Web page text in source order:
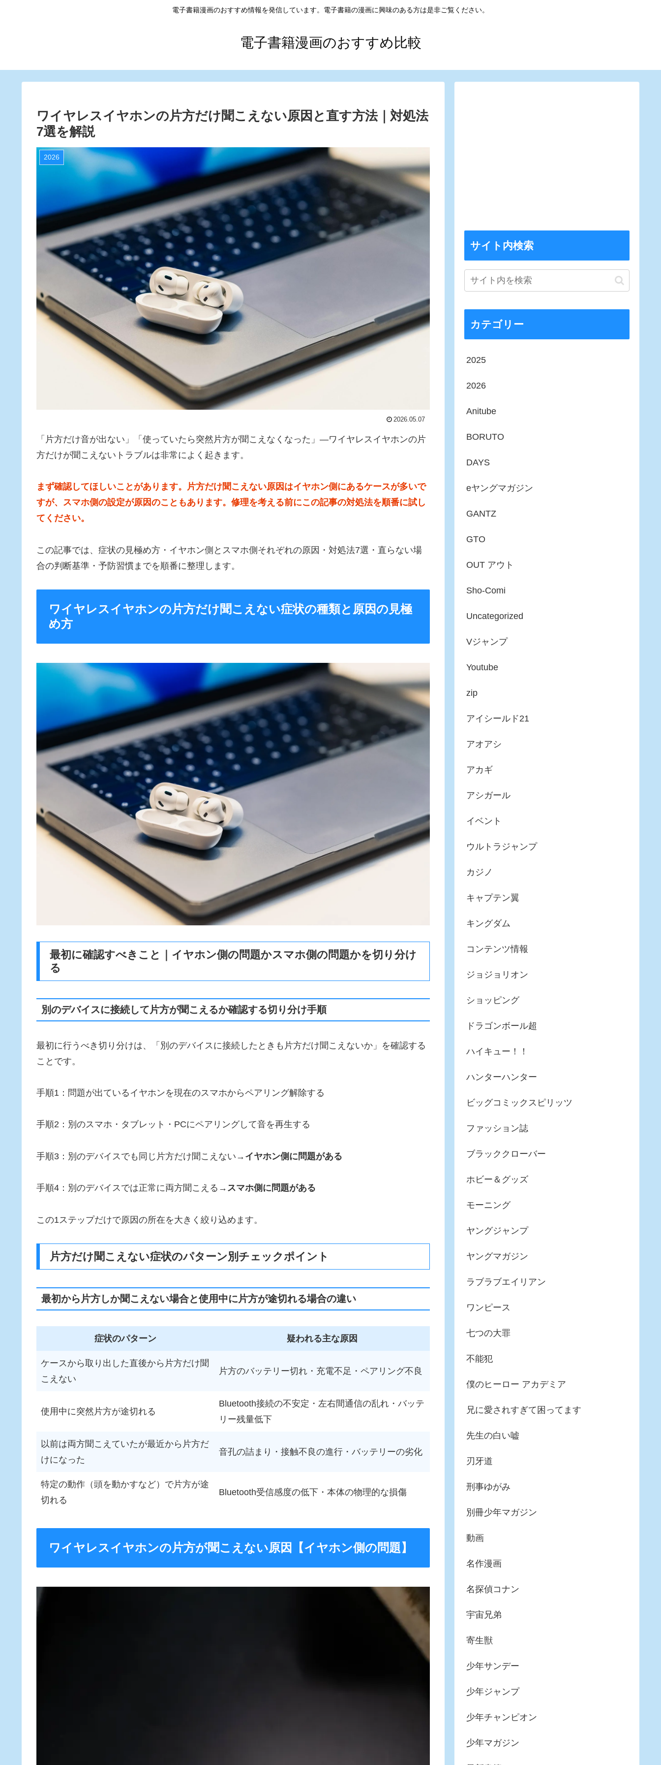
電子書籍漫画のおすすめ情報を発信しています。電子書籍の漫画に興味のある方は是非ご覧ください。
電子書籍漫画のおすすめ比較
ワイヤレスイヤホンの片方だけ聞こえない原因と直す方法｜対処法
7選を解説
2026
2026.05.07
「片方だけ音が出ない」「使っていたら突然片方が聞こえなくなった」—ワイヤレスイヤホンの片
方だけが聞こえないトラブルは非常によく起きます。
まず確認してほしいことがあります。片方だけ聞こえない原因はイヤホン側にあるケースが多いで
すが、スマホ側の設定が原因のこともあります。修理を考える前にこの記事の対処法を順番に試し
てください。
この記事では、症状の見極め方・イヤホン側とスマホ側それぞれの原因・対処法7選・直らない場
合の判断基準・予防習慣までを順番に整理します。
ワイヤレスイヤホンの片方だけ聞こえない症状の種類と原因の見極
め方
最初に確認すべきこと｜イヤホン側の問題かスマホ側の問題かを切り分け
る
別のデバイスに接続して片方が聞こえるか確認する切り分け手順
最初に行うべき切り分けは、「別のデバイスに接続したときも片方だけ聞こえないか」を確認する
ことです。
手順1：問題が出ているイヤホンを現在のスマホからペアリング解除する
手順2：別のスマホ・タブレット・PCにペアリングして音を再生する
手順3：別のデバイスでも同じ片方だけ聞こえない→ イヤホン側に問題がある
手順4：別のデバイスでは正常に両方聞こえる→ スマホ側に問題がある
この1ステップだけで原因の所在を大きく絞り込めます。
片方だけ聞こえない症状のパターン別チェックポイント
最初から片方しか聞こえない場合と使用中に片方が途切れる場合の違い
症状のパターン 疑われる主な原因
ケースから取り出した直後から片方だけ聞
こえない
片方のバッテリー切れ・充電不足・ペアリング不良
使用中に突然片方が途切れる
Bluetooth接続の不安定・左右間通信の乱れ・バッテ
リー残量低下
以前は両方聞こえていたが最近から片方だ
けになった
音孔の詰まり・接触不良の進行・バッテリーの劣化
特定の動作（頭を動かすなど）で片方が途
切れる
Bluetooth受信感度の低下・本体の物理的な損傷
ワイヤレスイヤホンの片方が聞こえない原因【イヤホン側の問題】
サイト内検索
カテゴリー
2025
2026
Anitube
BORUTO
DAYS
eヤングマガジン
GANTZ
GTO
OUT アウト
Sho-Comi
Uncategorized
Vジャンプ
Youtube
zip
アイシールド21
アオアシ
アカギ
アシガール
イベント
ウルトラジャンプ
カジノ
キャプテン翼
キングダム
コンテンツ情報
ジョジョリオン
ショッピング
ドラゴンボール超
ハイキュー！！
ハンターハンター
ビッグコミックスピリッツ
ファッション誌
ブラッククローバー
ホビー＆グッズ
モーニング
ヤングジャンプ
ヤングマガジン
ラブラブエイリアン
ワンピース
七つの大罪
不能犯
僕のヒーロー アカデミア
兄に愛されすぎて困ってます
先生の白い嘘
刃牙道
刑事ゆがみ
別冊少年マガジン
動画
名作漫画
名探偵コナン
宇宙兄弟
寄生獣
少年サンデー
少年ジャンプ
少年チャンピオン
少年マガジン